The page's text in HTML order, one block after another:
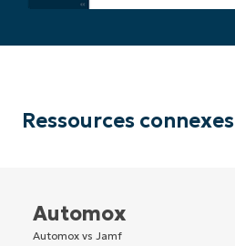
Ressources connexes
Automox
Automox vs Jamf